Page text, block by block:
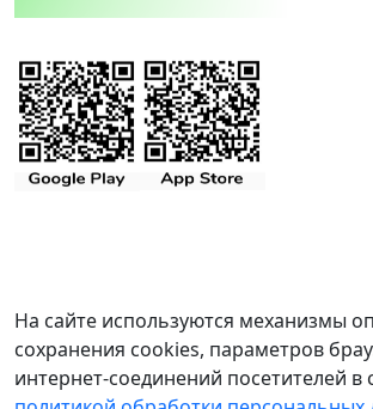
На сайте используются механизмы
сохранения cookies, параметров
интернет-соединений посетителей в